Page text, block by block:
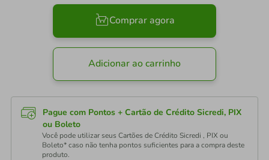
Comprar agora
Adicionar ao carrinho
Pague com Pontos + Cartão de Crédito Sicredi, PIX
ou Boleto
Você pode utilizar seus Cartões de Crédito Sicredi , PIX ou
Boleto* caso não tenha pontos suficientes para a compra deste
produto.